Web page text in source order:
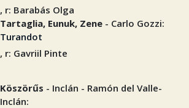
, r: Barabás Olga
Tartaglia, Eunuk, Zene - Carlo Gozzi:
Turandot
, r: Gavriil Pinte
Köszörűs - Inclán - Ramón del Valle-
Inclán: